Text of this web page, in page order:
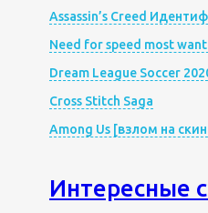
Assassin’s Creed
Need for speed most
Dream League Soccer
Cross Stitch Saga
Among Us [взлом на
Интересные